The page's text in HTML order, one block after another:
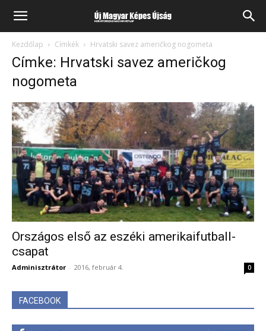
Kezdőlap Címkék Hrvatski savez američkog nogometa
Címke: Hrvatski savez američkog
nogometa
Országos első az eszéki amerikaifutball-
csapat
Adminisztrátor - 2016, február 4. 0
FACEBOOK